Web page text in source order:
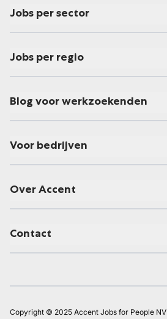
Jobs per sector
Jobs per regio
Blog voor werkzoekenden
Voor bedrijven
Over Accent
Contact
Copyright © 2025 Accent Jobs for People NV